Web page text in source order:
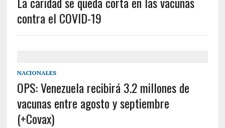
contra el COVID-19
NACIONALES
OPS: Venezuela recibirá 3.2 millones de
vacunas entre agosto y septiembre
(+Covax)